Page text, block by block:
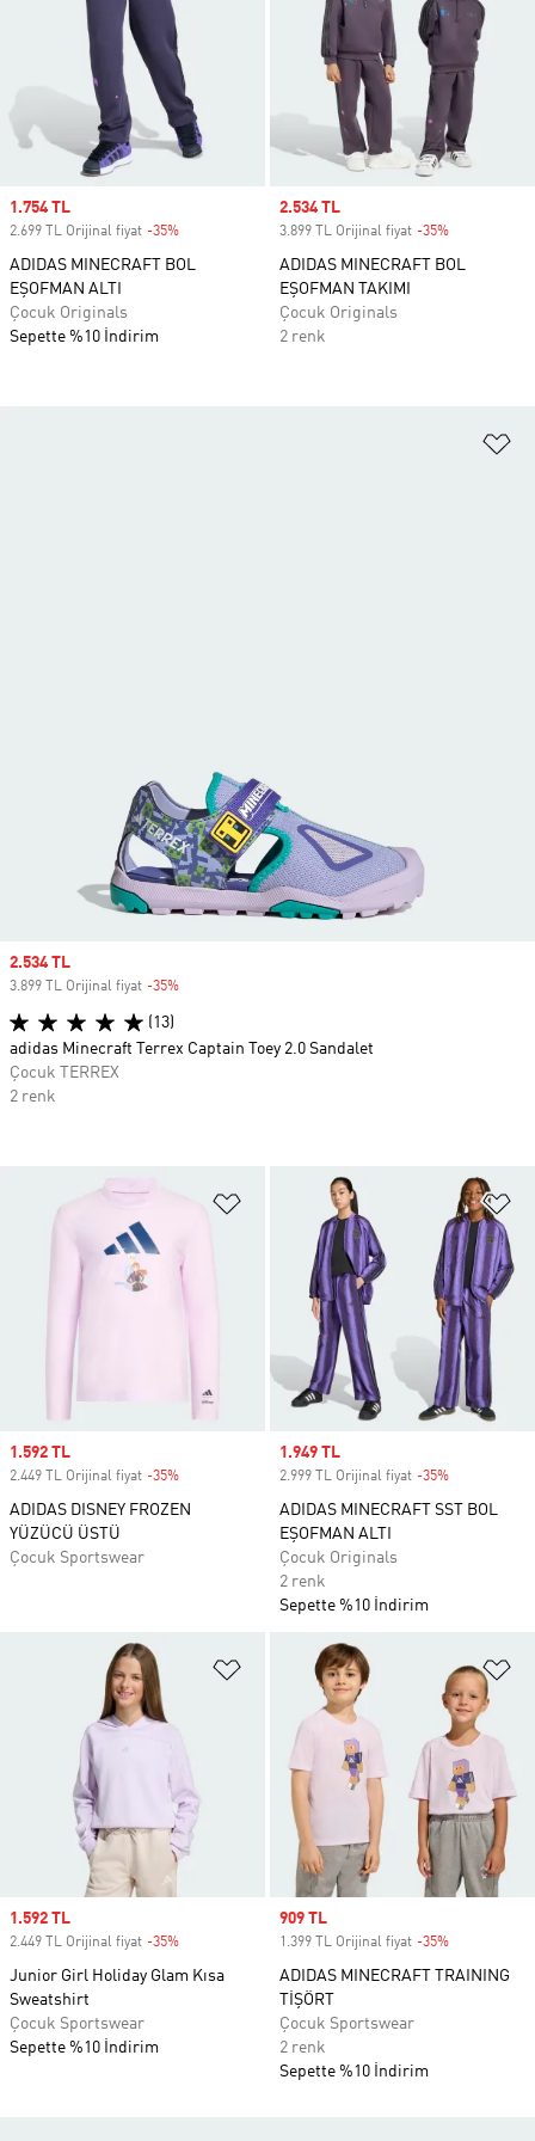
Sale price
1.754 TL
2.699 TL Orijinal fiyat -35%
ADIDAS MINECRAFT BOL
EŞOFMAN ALTI
Çocuk Originals
Sepette %10 İndirim
Sale price
2.534 TL
3.899 TL Orijinal fiyat -35%
ADIDAS MINECRAFT BOL
EŞOFMAN TAKIMI
Çocuk Originals
2 renk
Favori Listesine Ekle
Sale price
1.592 TL
2.449 TL Orijinal fiyat -35%
ADIDAS DISNEY FROZEN
YÜZÜCÜ ÜSTÜ
Çocuk Sportswear
Sale price
1.949 TL
2.999 TL Orijinal fiyat -35%
ADIDAS MINECRAFT SST BOL
EŞOFMAN ALTI
Çocuk Originals
2 renk
Sepette %10 İndirim
Favori Listesine Ekle
Sale price
1.592 TL
2.449 TL Orijinal fiyat -35%
Junior Girl Holiday Glam Kısa
Sweatshirt
Çocuk Sportswear
Sepette %10 İndirim
Sale price
909 TL
1.399 TL Orijinal fiyat -35%
ADIDAS MINECRAFT TRAINING
TİŞÖRT
Çocuk Sportswear
2 renk
Sepette %10 İndirim
Sale price
2.534 TL
3.899 TL Orijinal fiyat -35%
(13)
adidas Minecraft Terrex Captain Toey 2.0 Sandalet
Çocuk TERREX
2 renk